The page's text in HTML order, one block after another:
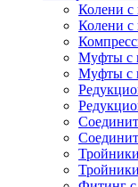
Колени с
Колени с
Муфты с
Муфты с